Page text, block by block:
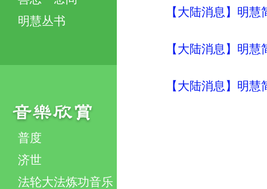
明慧丛书
普度
济世
法轮大法炼功音乐
【大陆消息】明
【大陆消息】明
【大陆消息】明